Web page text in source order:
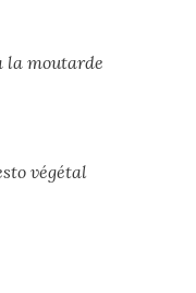
la moutarde
végétal